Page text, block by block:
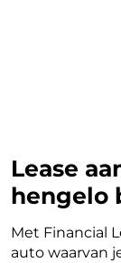
Lease
hengelo
Met Financial
auto waarvan